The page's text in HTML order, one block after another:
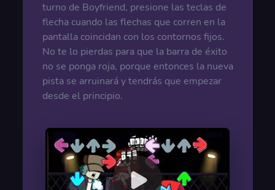
turno de Boyfriend, presione las teclas de
flecha cuando las flechas que corren en la
pantalla coincidan con los contornos fijos.
No te lo pierdas para que la barra de éxito
no se ponga roja, porque entonces la nueva
pista se arruinará y tendrás que empezar
desde el principio.